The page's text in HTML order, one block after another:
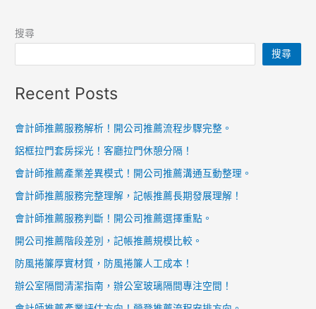
搜尋
搜尋
Recent Posts
會計師推薦服務解析！開公司推薦流程步驟完整。
鋁框拉門套房採光！客廳拉門休憩分隔！
會計師推薦產業差異模式！開公司推薦溝通互動整理。
會計師推薦服務完整理解，記帳推薦長期發展理解！
會計師推薦服務判斷！開公司推薦選擇重點。
開公司推薦階段差別，記帳推薦規模比較。
防風捲簾厚實材質，防風捲簾人工成本！
辦公室隔間清潔指南，辦公室玻璃隔間專注空間！